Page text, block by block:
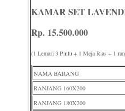
KAMAR SET
Rp. 15.500.000
(1 Lemari 3 Pintu + 1 Meja Rias + 1
NAMA BARANG
RANJANG 160X200
RANJANG 180X200